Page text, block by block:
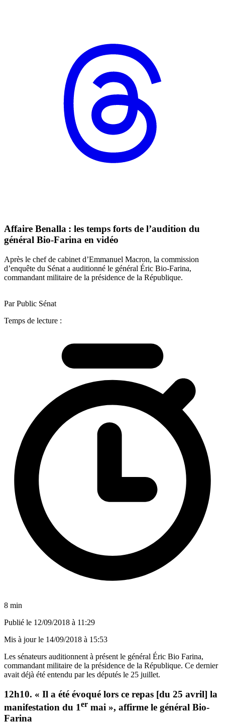
Affaire Benalla : les temps forts de l’audition du
général Bio-Farina en vidéo
Après le chef de cabinet d’Emmanuel Macron, la commission
d’enquête du Sénat a auditionné le général Éric Bio-Farina,
commandant militaire de la présidence de la République.
Par Public Sénat
Temps de lecture :
8 min
Publié le 12/09/2018 à 11:29
Mis à jour le 14/09/2018 à 15:53
Les sénateurs auditionnent à présent le général Éric Bio Farina,
commandant militaire de la présidence de la République. Ce dernier
avait déjà été entendu par les députés le 25 juillet.
12h10. « Il a été évoqué lors ce repas [du 25 avril] la
manifestation du 1er mai », affirme le général Bio-
Farina